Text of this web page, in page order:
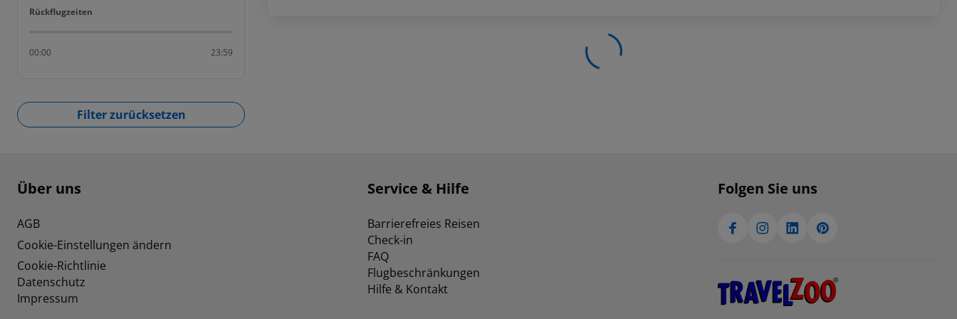
Rückflugzeiten
Rückflugzeiten
00:00 23:59
Filter zurücksetzen
Footer navigation
Über uns
AGB
Cookie-Einstellungen ändern
Cookie-Richtlinie
Datenschutz
Impressum
Service & Hilfe
Barrierefreies Reisen
Check-in
FAQ
Flugbeschränkungen
Hilfe & Kontakt
Folgen Sie uns